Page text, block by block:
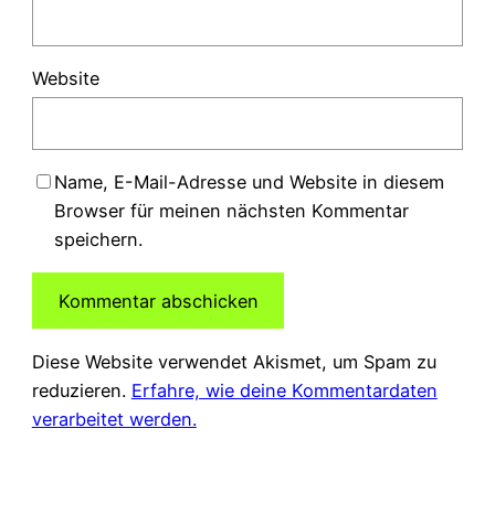
Website
Name, E-Mail-Adresse und Website in diesem
Browser für meinen nächsten Kommentar
speichern.
Diese Website verwendet Akismet, um Spam zu
reduzieren. Erfahre, wie deine Kommentardaten
verarbeitet werden.